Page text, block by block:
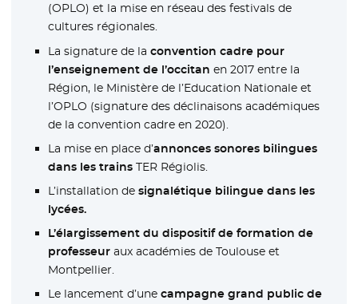
(OPLO) et la mise en réseau des festivals de
cultures régionales.
La signature de la convention cadre pour
l’enseignement de l’occitan en 2017 entre la
Région, le Ministère de l’Education Nationale et
l’OPLO (signature des déclinaisons académiques
de la convention cadre en 2020).
La mise en place d’annonces sonores bilingues
dans les trainsTER Régiolis.
L’installation de signalétique bilingue dans les
lycées.
L’élargissement du dispositif de formation de
professeuraux académies de Toulouse et
Montpellier.
Le lancement d’une campagne grand public de